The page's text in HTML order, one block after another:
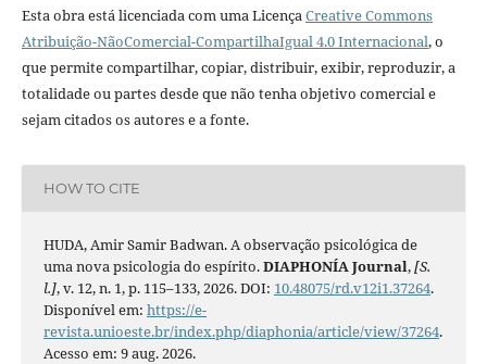
Esta obra está licenciada com uma LicençaCreative Commons
Atribuição-NãoComercial-CompartilhaIgual 4.0 Internacional, o
que permite compartilhar, copiar, distribuir, exibir, reproduzir, a
totalidade ou partes desde que não tenha objetivo comercial e
sejam citados os autores e a fonte.
HOW TO CITE
HUDA, Amir Samir Badwan. A observação psicológica de
uma nova psicologia do espírito.DIAPHONÍA Journal,[S.
l.], v. 12, n. 1, p. 115–133, 2026. DOI: 10.48075/rd.v12i1.37264.
Disponível em: https://e-
revista.unioeste.br/index.php/diaphonia/article/view/37264.
Acesso em: 9 aug. 2026.